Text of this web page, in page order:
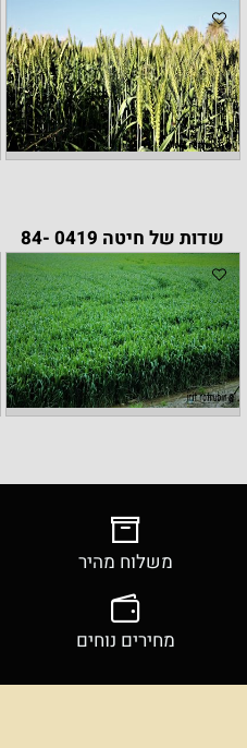
שדות של חיטה 0419 -84
משלוח מהיר
מחירים נוחים